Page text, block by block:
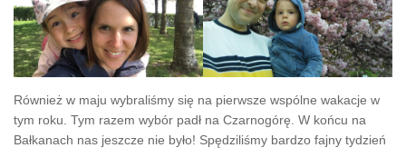
Również w maju wybraliśmy się na pierwsze wspólne wakacje w
tym roku. Tym razem wybór padł na Czarnogórę. W końcu na
Bałkanach nas jeszcze nie było! Spędziliśmy bardzo fajny tydzień